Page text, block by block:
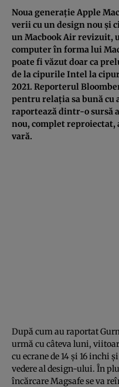
Noua generație Apple
verii cu un design nou și
un Macbook Air revizuit,
computer în forma lui
poate fi văzut doar ca
de la cipurile Intel la
2021. Reporterul
pentru relația sa bună cu
raportează dintr-o sursă
nou, complet reproiectat,
vară.
După cum au raportat
urmă cu câteva luni,
cu ecrane de 14 și 16 inchi
vedere al design-ului. În
încărcare Magsafe se va